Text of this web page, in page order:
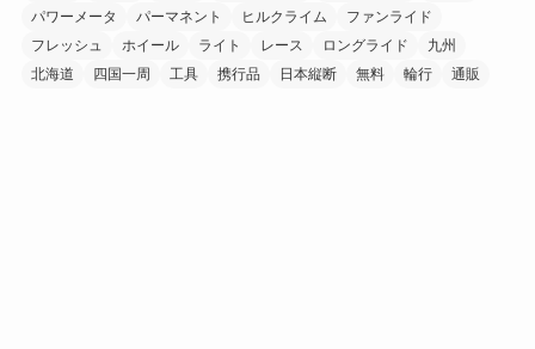
パワーメータ
パーマネント ヒルクライム
ファンライド
フレッシュ
ホイール ライト レース ロングライド
九州
北海道
四国一周 工具 携行品 日本縦断 無料 輪行 通販